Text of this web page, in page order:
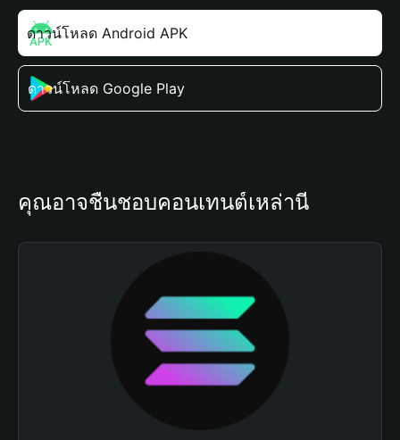
ดาวน์โหลด Android APK
ดาวน์โหลด Google Play
คุณอาจชื่นชอบคอนเทนต์เหล่านี้